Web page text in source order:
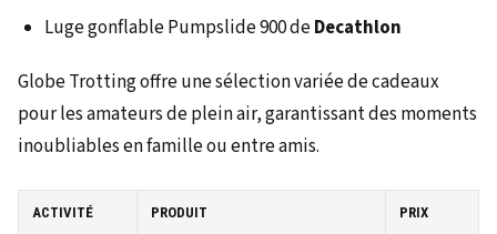
Luge gonflable Pumpslide 900 deDecathlon
Globe Trotting offre une sélection variée de cadeaux
pour les amateurs de plein air, garantissant des moments
inoubliables en famille ou entre amis.
ACTIVITÉ PRODUIT PRIX